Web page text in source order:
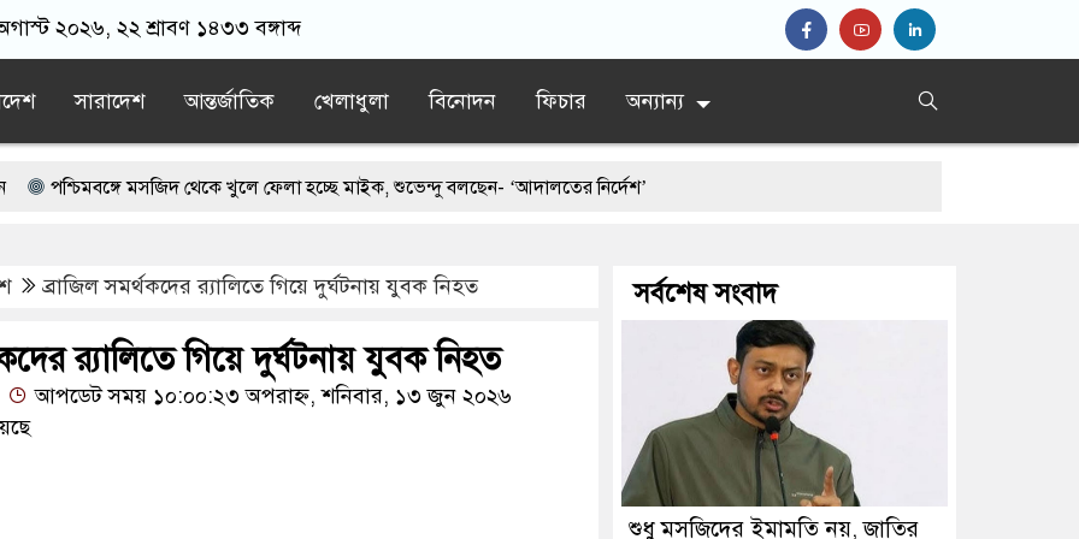
২০২৬, ২২ শ্রাবণ ১৪৩৩ বঙ্গাব্দ
সারাদেশ আন্তর্জাতিক খেলাধুলা বিনোদন ফিচার অন্যান্য
মসজিদ থেকে খুলে ফেলা হচ্ছে মাইক, শুভেন্দু বলছেন- ‘আদালতের নির্দেশ’
ন্যারেটিভ’ পুরনো রাজনীতি : পররাষ্ট্র প্রতিমন্ত্রী
হাইকমিশনারের বাসভবনে আগুন, আইসিইউতে হাইকমিশনার
ব্রাজিল সমর্থকদের র‌্যালিতে গিয়ে দুর্ঘটনায় যুবক নিহত
র‌্যালিতে গিয়ে দুর্ঘটনায় যুবক নিহত
আপডেট সময় ১০:০০:২৩ অপরাহ্ন, শনিবার, ১৩ জুন ২০২৬
সর্বশেষ সংবাদ
শুধু মসজিদের ইমামতি নয়, জাতির